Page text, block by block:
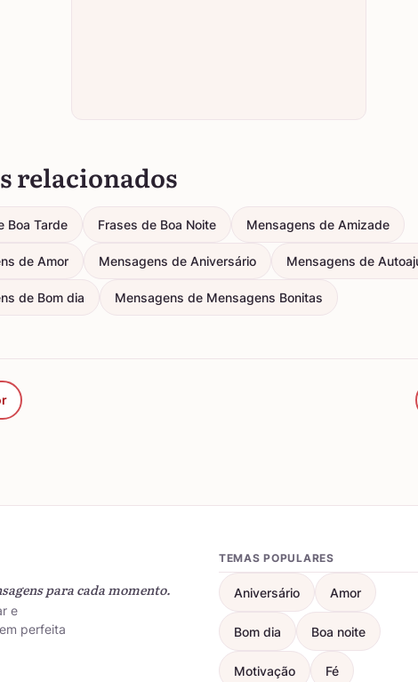
relacionados
Boa Tarde Frases de Boa Noite Mensagens de Amizade
de Amor Mensagens de Aniversário Mensagens de
de Bom dia Mensagens de Mensagens Bonitas
para cada momento.
e
perfeita
TEMAS POPULARES
Aniversário Amor
Bom dia Boa noite
Motivação Fé